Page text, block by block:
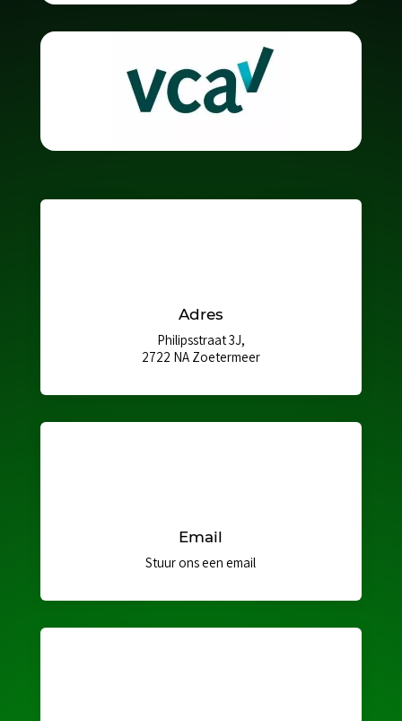
Adres
Philipsstraat 3J,
2722 NA Zoetermeer
Email
Stuur ons een email